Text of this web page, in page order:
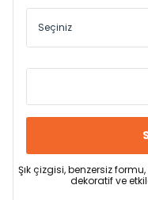
Şık çizgisi, benzersiz
dekoratif ve